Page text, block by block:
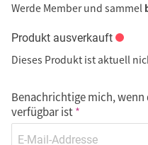
Werde Member und sammel
Produkt ausverkauft
Dieses Produkt ist aktuell
Benachrichtige mich,
verfügbar ist